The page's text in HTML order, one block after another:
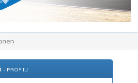
- PROFIILI